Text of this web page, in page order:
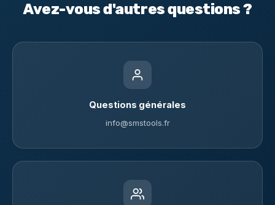
Avez-vous d'autres questions ?
Questions générales
info@smstools.fr